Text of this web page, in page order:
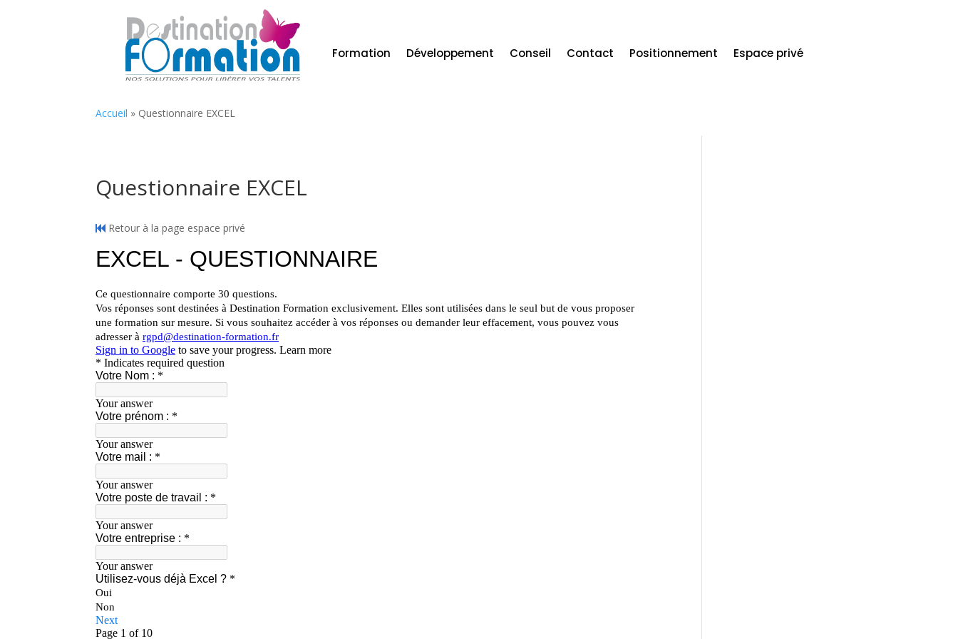
Formation Développement Conseil Contact Positionnement Espace privé
Accueil » Questionnaire EXCEL
Questionnaire EXCEL
Retour à la page espace privé